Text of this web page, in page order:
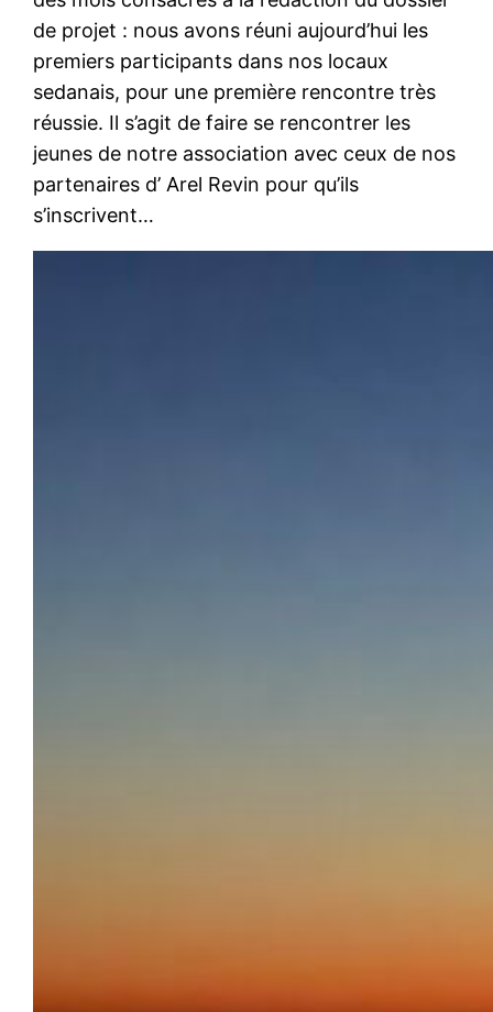
de projet : nous avons réuni aujourd’hui les
premiers participants dans nos locaux
sedanais, pour une première rencontre très
réussie. Il s’agit de faire se rencontrer les
jeunes de notre association avec ceux de nos
partenaires d’ Arel Revin pour qu’ils
s’inscrivent…